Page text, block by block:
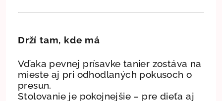
Drží tam, kde má
Vďaka pevnej prísavke tanier zostáva na
mieste aj pri odhodlaných pokusoch o
presun.
Stolovanie je pokojnejšie – pre dieťa aj